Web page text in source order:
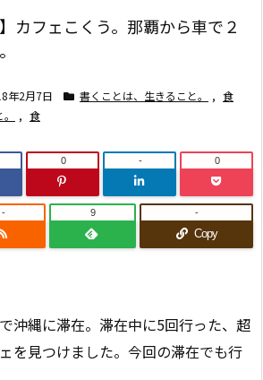
カフェこくう。那覇から車で２
年2月7日 書くことは、生きること。 , 食
, 食
0 - 0
- 9
Copy
-
沖縄に滞在。滞在中に5回行った、超
を見つけました。今回の滞在でも行